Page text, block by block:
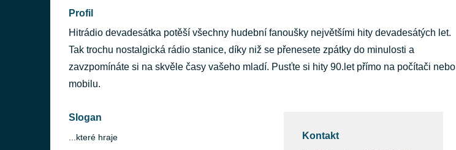
Profil
Hitrádio devadesátka potěší všechny hudební fanoušky největšími hity devadesátých let.
Tak trochu nostalgická rádio stanice, díky niž se přenesete zpátky do minulosti a
zavzpomínáte si na skvěle časy vašeho mladí. Pusťte si hity 90.let přímo na počítači nebo
mobilu.
Slogan
...které hraje Kontakt